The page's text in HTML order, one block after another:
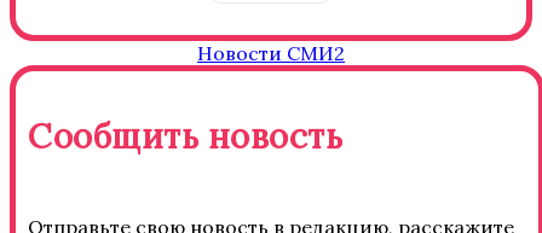
Новости СМИ2
Сообщить новость
Отправьте свою новость в редакцию, расскажите